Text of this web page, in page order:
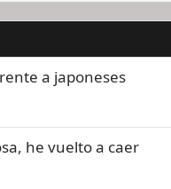
a japoneses
he vuelto a caer